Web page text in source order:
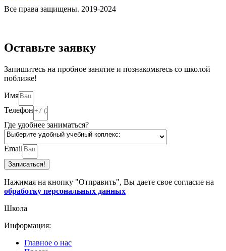
Все права защищены. 2019-2024
Оставьте заявку
Запишитесь на пробное занятие и познакомьтесь со школой
поближе!
Имя
Телефон
Где удобнее заниматься?
Email
Записаться!
Нажимая на кнопку "Отправить", Вы даете свое согласие на
обработку персональных данных
Школа
Информация:
Главное о нас